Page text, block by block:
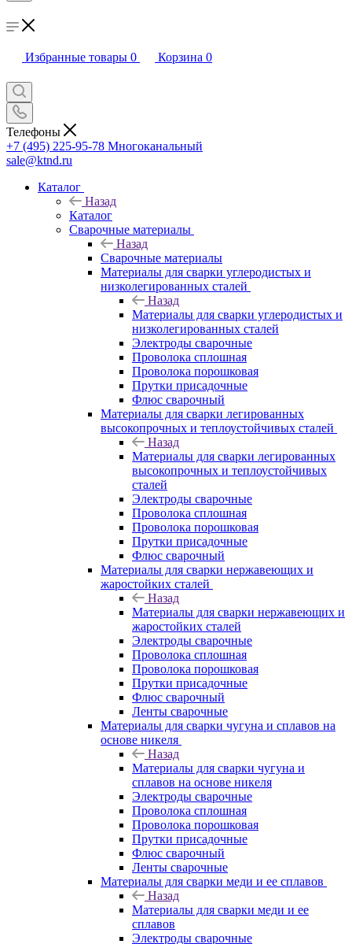
Избранные товары 0 Корзина 0
Телефоны
+7 (495) 225-95-78 Многоканальный
sale@ktnd.ru
Каталог
Назад
Каталог
Сварочные материалы
Назад
Сварочные материалы
Материалы для сварки углеродистых и
низколегированных сталей
Назад
Материалы для сварки углеродистых и
низколегированных сталей
Электроды сварочные
Проволока сплошная
Проволока порошковая
Прутки присадочные
Флюс сварочный
Материалы для сварки легированных
высокопрочных и теплоустойчивых сталей
Назад
Материалы для сварки легированных
высокопрочных и теплоустойчивых
сталей
Электроды сварочные
Проволока сплошная
Проволока порошковая
Прутки присадочные
Флюс сварочный
Материалы для сварки нержавеющих и
жаростойких сталей
Назад
Материалы для сварки нержавеющих и
жаростойких сталей
Электроды сварочные
Проволока сплошная
Проволока порошковая
Прутки присадочные
Флюс сварочный
Ленты сварочные
Материалы для сварки чугуна и сплавов на
основе никеля
Назад
Материалы для сварки чугуна и
сплавов на основе никеля
Электроды сварочные
Проволока сплошная
Проволока порошковая
Прутки присадочные
Флюс сварочный
Ленты сварочные
Материалы для сварки меди и ее сплавов
Назад
Материалы для сварки меди и ее
сплавов
Электроды сварочные